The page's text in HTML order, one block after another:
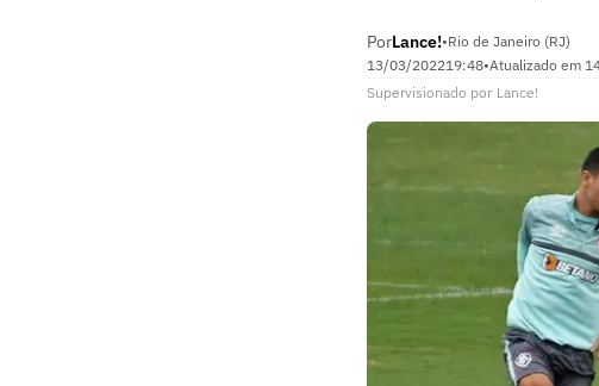
PorLance!•Rio de Janeiro (RJ)
13/03/202219:48•Atualizado em
Supervisionado por Lance!